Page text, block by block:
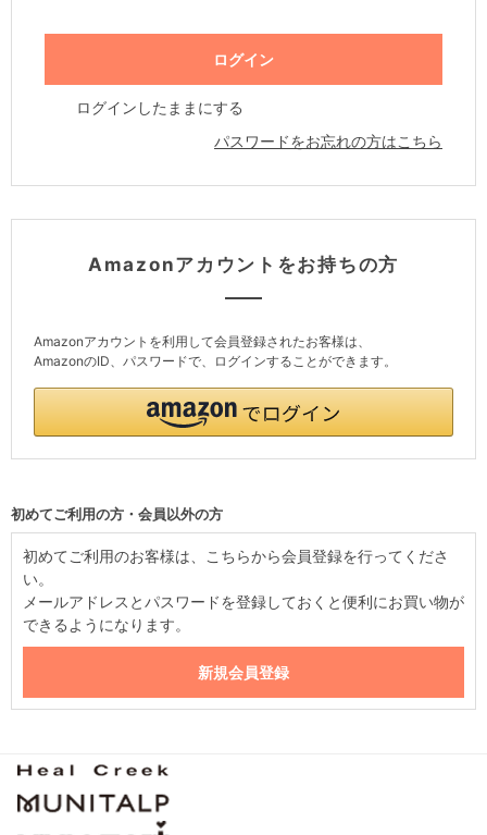
ログインしたままにする
パスワードをお忘れの方はこちら
Amazonアカウントをお持ちの方
Amazonアカウントを利用して会員登録されたお客様は、
AmazonのID、パスワードで、ログインすることができます。
初めてご利用の方・会員以外の方
初めてご利用のお客様は、こちらから会員登録を行ってくださ
い。
メールアドレスとパスワードを登録しておくと便利にお買い物が
できるようになります。